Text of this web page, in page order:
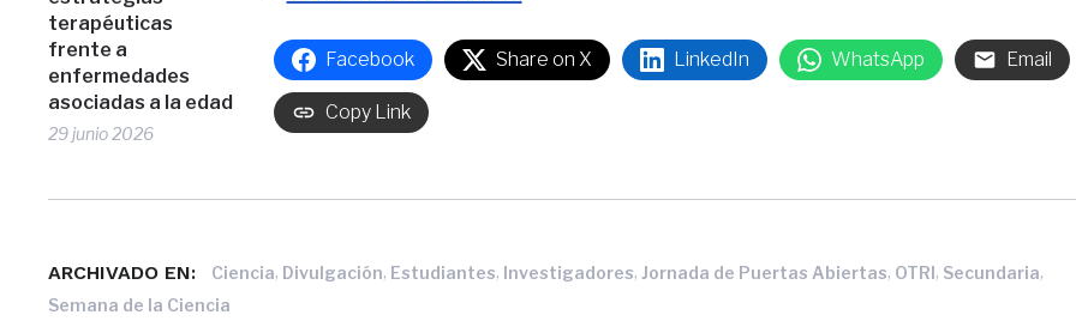
terapéuticas
frente a
enfermedades
asociadas a la edad
29 junio 2026
Facebook Share on X LinkedIn WhatsApp Email
Copy Link
ARCHIVADO EN: Ciencia, Divulgación, Estudiantes, Investigadores,Jornada de Puertas Abiertas, OTRI, Secundaria,
Semana de la Ciencia